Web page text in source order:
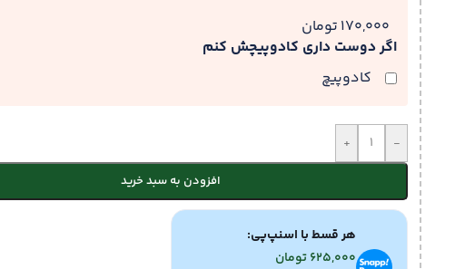
اگر دوست داری کادوپیچش کنم
کادوپیچ
170,000 تومان
-
+
افزودن به سبد خرید
هر قسط با اسنپ‌پی:
625,000تومان